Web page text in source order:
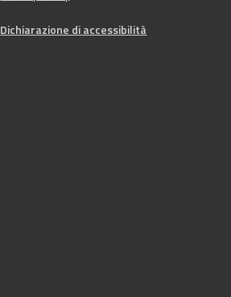
Dichiarazione di accessibilità